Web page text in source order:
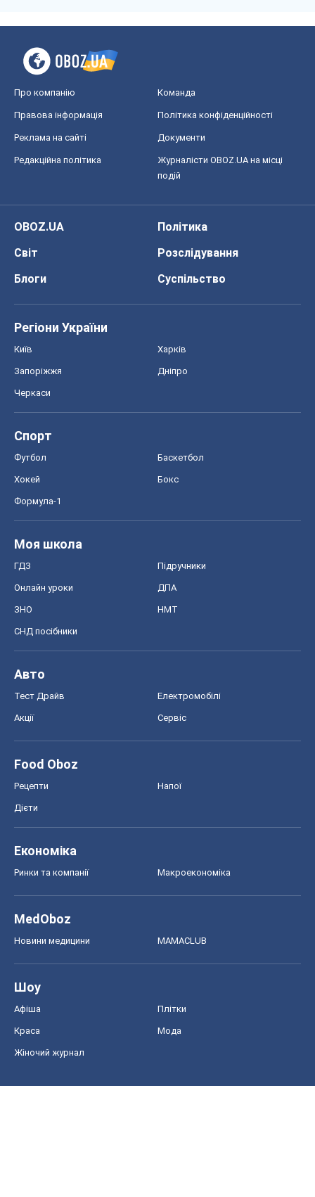
Про компанію Команда
Правова інформація Політика конфіденційності
Реклама на сайті Документи
Редакційна політика
Журналісти OBOZ.UA на місці
подій
OBOZ.UA
Політика
Світ
Розслідування
Блоги
Суспільство
Регіони України
Київ Харків
Запоріжжя Дніпро
Черкаси
Спорт
Футбол Баскетбол
Хокей Бокс
Формула-1
Моя школа
ГДЗ Підручники
Онлайн уроки ДПА
ЗНО НМТ
СНД посібники
Авто
Тест Драйв Електромобілі
Акції Сервіс
Food Oboz
Рецепти Напої
Дієти
Економіка
Ринки та компанії Макроекономіка
MedOboz
Новини медицини MAMACLUB
Шоу
Афіша Плітки
Краса Мода
Жіночий журнал